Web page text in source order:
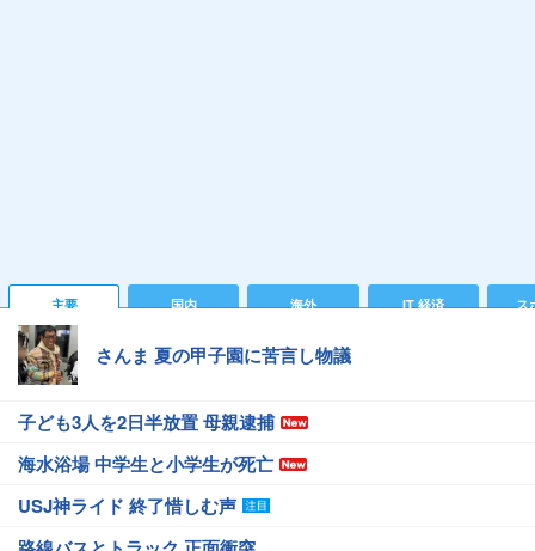
主要 国内 海外 IT 経済 ス
さんま 夏の甲子園に苦言し物議
子ども3人を2日半放置 母親逮捕
海水浴場 中学生と小学生が死亡
USJ神ライド 終了惜しむ声